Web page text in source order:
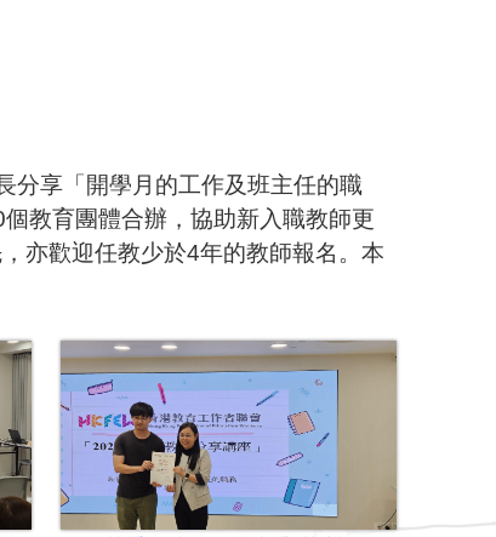
分享「開學月的工作及班主任的職
個教育團體合辦，協助新入職教師更
亦歡迎任教少於4年的教師報名。本